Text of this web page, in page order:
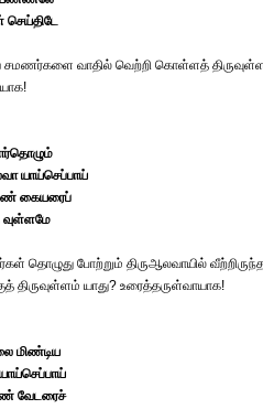
செய்திடே
வாதில் வெற்றி கொள்ளத் திருவுள்ளம்
யாய்செப்பாய்
கையரைப்
வுள்ளமே
தொழுது போற்றும் திருஆலவாயில்
திருவுள்ளம் யாது? உரைத்தருள்வாயாக!
மிண்டிய
வேடரைச்